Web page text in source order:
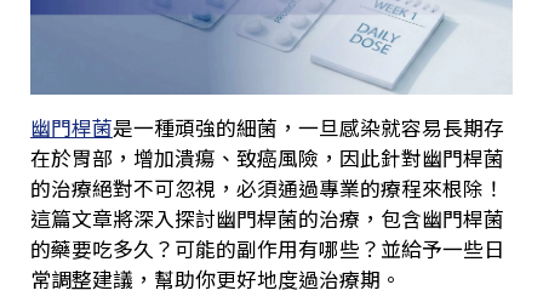
幽門桿菌是一種頑強的細菌，一旦感染就容易長期存
在於胃部，增加潰瘍、致癌風險，因此針對幽門桿菌
的治療絕對不可忽視，必須通過專業的療程來根除！
這篇文章將深入探討幽門桿菌的治療，包含幽門桿菌
的藥要吃多久？可能的副作用有哪些？並給予一些日
常調整建議，幫助你更好地度過治療期。